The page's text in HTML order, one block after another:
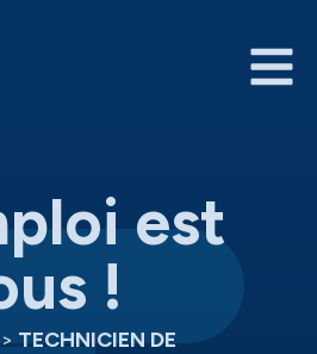
est
!
> TECHNICIEN DE